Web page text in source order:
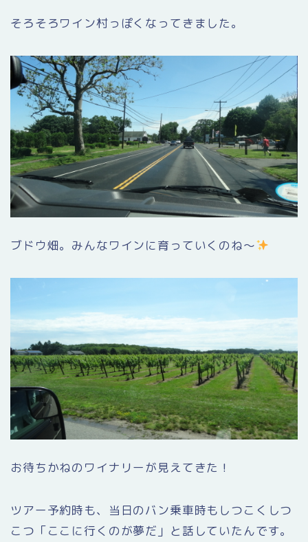
そろそろワイン村っぽくなってきました。
ブドウ畑。みんなワインに育っていくのね〜
お待ちかねのワイナリーが見えてきた！
ツアー予約時も、当日のバン乗車時もしつこくしつ
こつ「ここに行くのが夢だ」と話していたんです。